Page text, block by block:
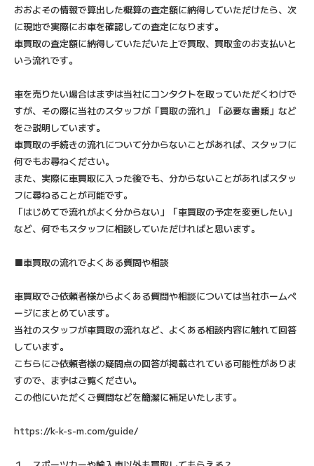
おおよその情報で算出した概算の査定額に納得していただけたら、次
に現地で実際にお車を確認しての査定になります。
車買取の査定額に納得していただいた上で買取、買取金のお支払いと
いう流れです。
車を売りたい場合はまずは当社にコンタクトを取っていただくわけで
すが、その際に当社のスタッフが「買取の流れ」「必要な書類」など
をご説明しています。
車買取の手続きの流れについて分からないことがあれば、スタッフに
何でもお尋ねください。
また、実際に車買取に入った後でも、分からないことがあればスタッ
フに尋ねることが可能です。
「はじめてで流れがよく分からない」「車買取の予定を変更したい」
など、何でもスタッフに相談していただければと思います。
■車買取の流れでよくある質問や相談
車買取でご依頼者様からよくある質問や相談については当社ホームペ
ージにまとめています。
当社のスタッフが車買取の流れなど、よくある相談内容に触れて回答
しています。
こちらにご依頼者様の疑問点の回答が掲載されている可能性がありま
すので、まずはご覧ください。
この他にいただくご質問などを簡潔に補足いたします。
https://k-k-s-m.com/guide/